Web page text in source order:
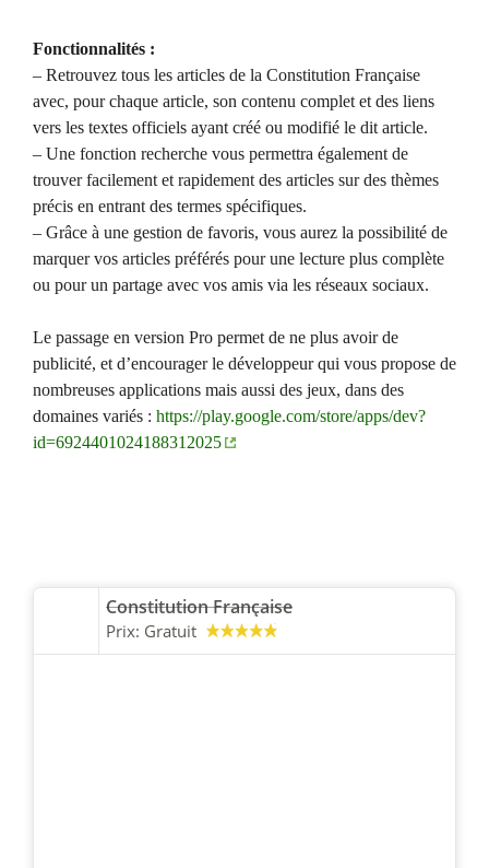
Fonctionnalités :
– Retrouvez tous les articles de la Constitution Française
avec, pour chaque article, son contenu complet et des liens
vers les textes officiels ayant créé ou modifié le dit article.
– Une fonction recherche vous permettra également de
trouver facilement et rapidement des articles sur des thèmes
précis en entrant des termes spécifiques.
– Grâce à une gestion de favoris, vous aurez la possibilité de
marquer vos articles préférés pour une lecture plus complète
ou pour un partage avec vos amis via les réseaux sociaux.
Le passage en version Pro permet de ne plus avoir de
publicité, et d’encourager le développeur qui vous propose de
nombreuses applications mais aussi des jeux, dans des
domaines variés : https://play.google.com/store/apps/dev?
id=6924401024188312025
Constitution Française
Prix: Gratuit